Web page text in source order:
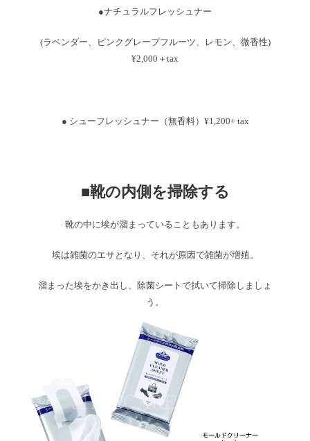
●ナチュラルフレッシュナー
(ラベンダー、ピンクグレープフルーツ、レモン、微香性)
¥2,000＋tax
● シューフレッシュナー（無香料）¥1,200+ tax
■靴の内側を掃除する
靴の中に埃が溜まっていることもあります。
埃は雑菌のエサとなり、それが原因で雑菌が増殖。
溜まった埃をかき出し、除菌シートで拭いて掃除しましょ
う。